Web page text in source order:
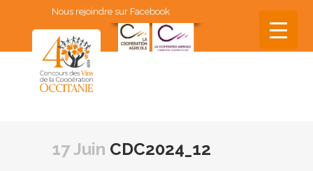
Nous rejoindre sur Facebook
17 Juin CDC2024_12